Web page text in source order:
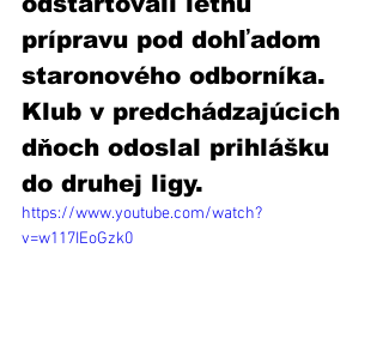
prípravu pod dohľadom
staronového odborníka.
Klub v predchádzajúcich
dňoch odoslal prihlášku
do druhej ligy.
https://www.youtube.com/watch?
v=w117IEoGzk0